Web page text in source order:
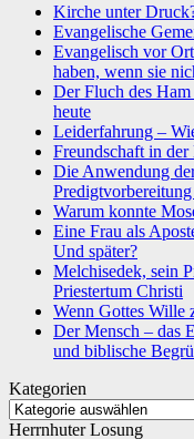
Kirche unter
Evangelische
Evangelisch vor
haben, wenn sie
Der Fluch des
heute
Leiderfahrung –
Freundschaft in
Die Anwendung
Warum konnte
Eine Frau als
Und später?
Melchisedek, sein
Priestertum Christi
Wenn Gottes Wille
Der Mensch – das
und biblische
Kategorien
Kategorien
Herrnhuter Losung